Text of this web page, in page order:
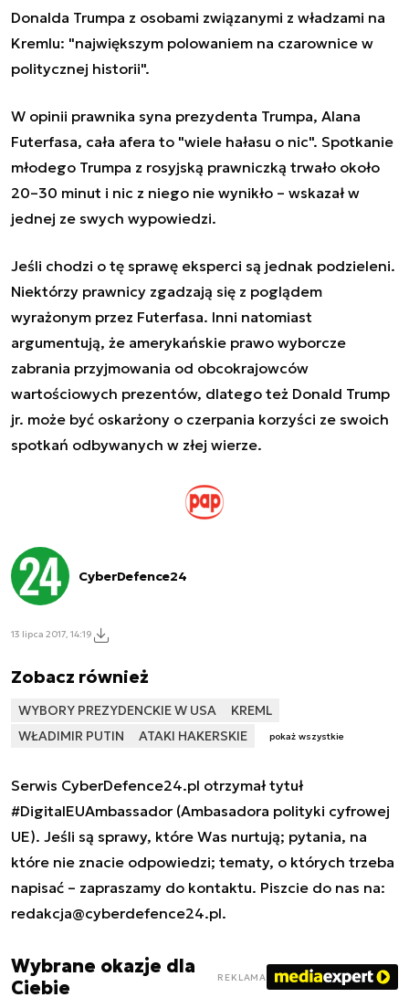
Donalda Trumpa z osobami związanymi z władzami na
Kremlu: "największym polowaniem na czarownice w
politycznej historii".
W opinii prawnika syna prezydenta Trumpa, Alana
Futerfasa, cała afera to "wiele hałasu o nic". Spotkanie
młodego Trumpa z rosyjską prawniczką trwało około
20–30 minut i nic z niego nie wynikło – wskazał w
jednej ze swych wypowiedzi.
Jeśli chodzi o tę sprawę eksperci są jednak podzieleni.
Niektórzy prawnicy zgadzają się z poglądem
wyrażonym przez Futerfasa. Inni natomiast
argumentują, że amerykańskie prawo wyborcze
zabrania przyjmowania od obcokrajowców
wartościowych prezentów, dlatego też Donald Trump
jr. może być oskarżony o czerpania korzyści ze swoich
spotkań odbywanych w złej wierze.
CyberDefence24
13 lipca 2017, 14:19
Zobacz również
WYBORY PREZYDENCKIE W USA
KREML
WŁADIMIR PUTIN
ATAKI HAKERSKIE pokaż wszystkie
Serwis CyberDefence24.pl otrzymał tytuł
#DigitalEUAmbassador (Ambasadora polityki cyfrowej
UE). Jeśli są sprawy, które Was nurtują; pytania, na
które nie znacie odpowiedzi; tematy, o których trzeba
napisać – zapraszamy do kontaktu. Piszcie do nas na:
redakcja@cyberdefence24.pl.
Wybrane okazje dla
Ciebie
REKLAMA